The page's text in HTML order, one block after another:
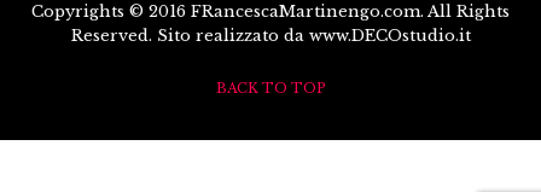
Copyrights © 2016 FRancescaMartinengo.com. All Rights
Reserved. Sito realizzato da www.DECOstudio.it
BACK TO TOP